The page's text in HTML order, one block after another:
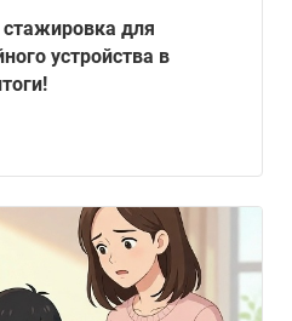
для
устройства в